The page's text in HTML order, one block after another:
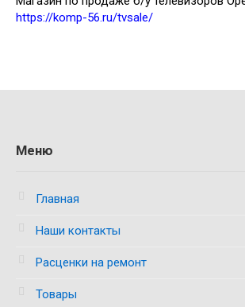
https://komp-56.ru/tvsale/
Меню
Главная
Наши контакты
Расценки на ремонт
Товары